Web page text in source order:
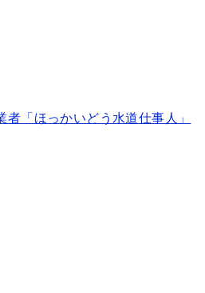
「ほっかいどう水道仕事人」